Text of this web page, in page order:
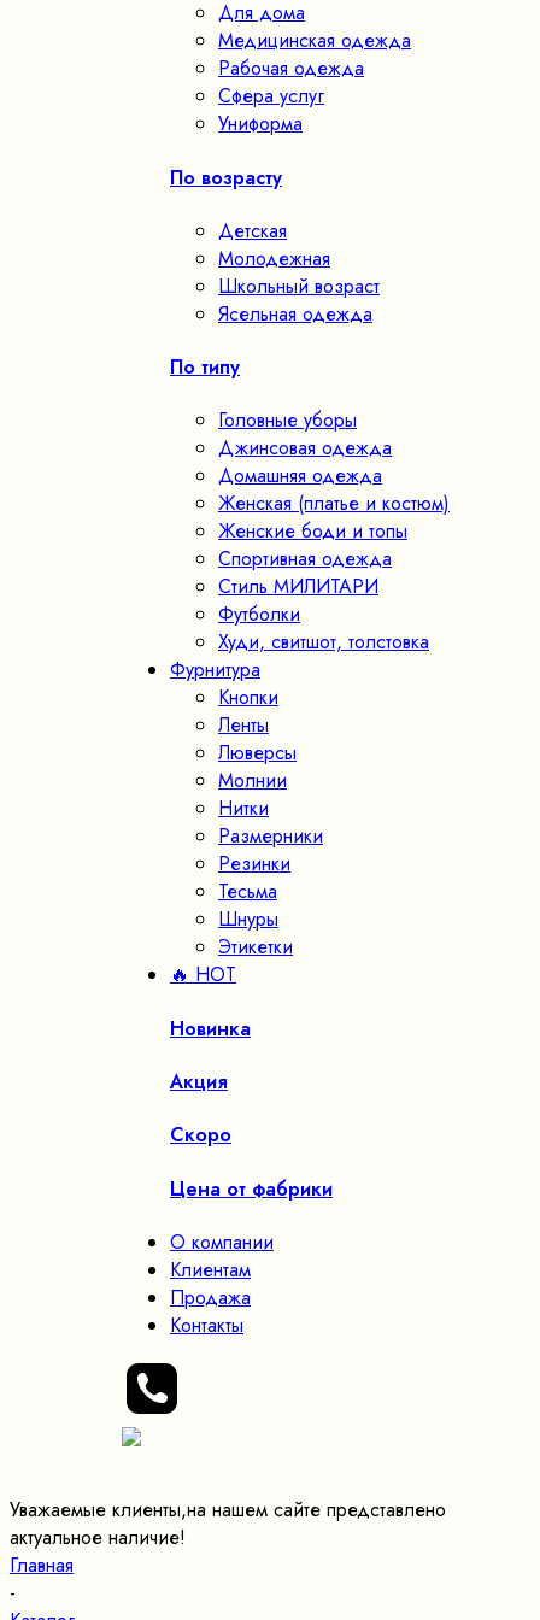
Для дома
Медицинская одежда
Рабочая одежда
Сфера услуг
Униформа
По возрасту
Детская
Молодежная
Школьный возраст
Ясельная одежда
По типу
Головные уборы
Джинсовая одежда
Домашняя одежда
Женская (платье и костюм)
Женские боди и топы
Спортивная одежда
Стиль МИЛИТАРИ
Футболки
Худи, свитшот, толстовка
Фурнитура
Кнопки
Ленты
Люверсы
Молнии
Нитки
Размерники
Резинки
Тесьма
Шнуры
Этикетки
🔥 HOT
Новинка
Акция
Скоро
Цена от фабрики
О компании
Клиентам
Продажа
Контакты
Уважаемые клиенты,на нашем сайте представлено
актуальное наличие!
Главная
-